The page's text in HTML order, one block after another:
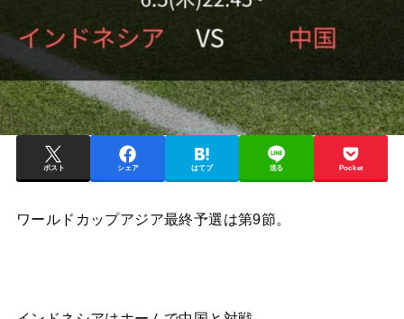
ポスト シェア はてブ 送る Pocket
ワールドカップアジア最終予選は第9節。